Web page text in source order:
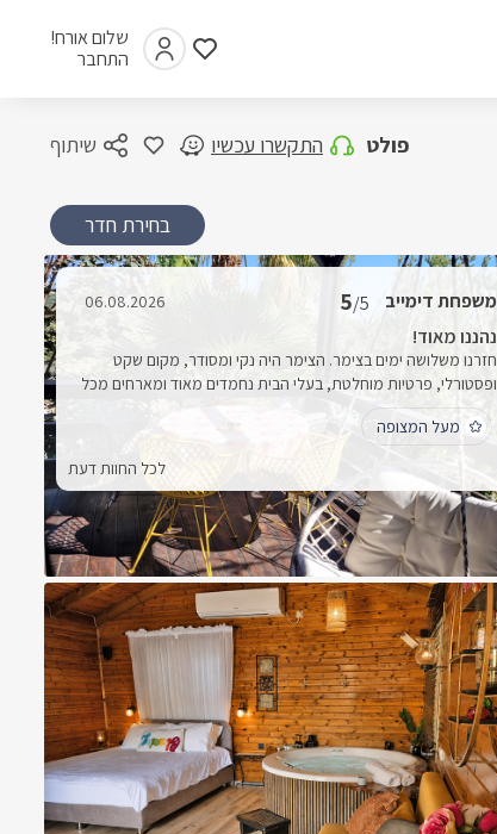
שלום אורח!
התחבר
שיתוף פולט התקשרו עכשיו
בחירת חדר
משפחת דימייב 5/5
06.08.2026
נהננו מאוד!
חזרנו משלושה ימים בצימר. הצימר היה נקי ומסודר, מקום שקט
ופסטורלי, פרטיות מוחלטת, בעלי הבית נחמדים מאוד ומארחים מכל
הלב, הצימר מאובזר בכל מה שצריך. נהננו מאוד!
מעל המצופה
לכל החוות דעת